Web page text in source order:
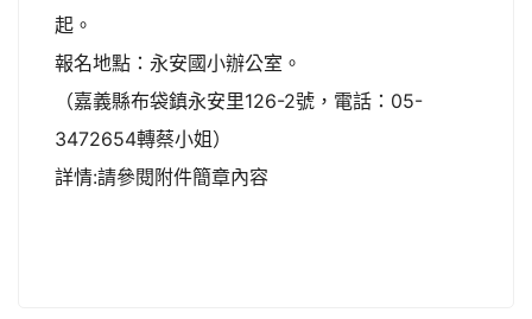
起。
報名地點：永安國小辦公室。
（嘉義縣布袋鎮永安里126-2號，電話：05-
3472654轉蔡小姐）
詳情:請參閱附件簡章內容